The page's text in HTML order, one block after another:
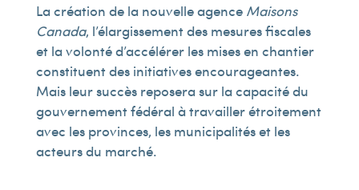
La création de la nouvelle agence Maisons
Canada, l’élargissement des mesures fiscales
et la volonté d’accélérer les mises en chantier
constituent des initiatives encourageantes.
Mais leur succès reposera sur la capacité du
gouvernement fédéral à travailler étroitement
avec les provinces, les municipalités et les
acteurs du marché.